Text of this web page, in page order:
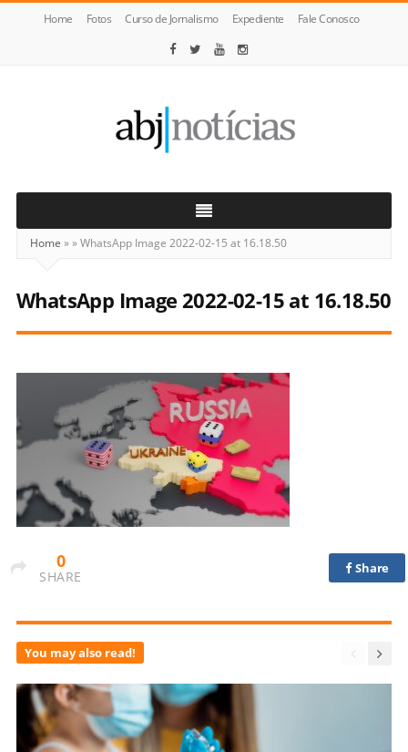
Home Fotos Curso de Jornalismo Expediente Fale Conosco
Notícias
Home »»WhatsApp Image 2022-02-15 at 16.18.50
WhatsApp Image 2022-02-15 at 16.18.50
0
SHARE
Share
You may also read!